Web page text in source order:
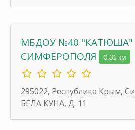
МБДОУ №40 "КАТЮША"
СИМФЕРОПОЛЯ
0.31 км
295022, Республика Крым,
БЕЛА КУНА, Д. 11